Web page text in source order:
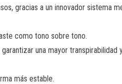
gracias a un innovador sistema
como tono sobre tono.
una mayor
más estable.